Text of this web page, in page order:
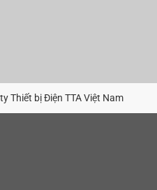
Thiết bị Điện TTA Việt Nam